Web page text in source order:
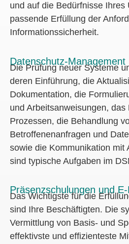
und auf die Bedürfnisse Ihres
passende Erfüllung der
Informationssicherheit.
Datenschutz-Management
Die Prüfung neuer Systeme
deren Einführung, die
Dokumentation, die
und Arbeitsanweisungen, das
Prozessen, die Behandlung
Betroffenenanfragen und
sowie die Kommunikation mit
sind typische Aufgaben im
Präsenzschulungen und
Das Wichtigste für die
sind Ihre Beschäftigten. Die
Vermittlung von Basis- und
effektivste und effizienteste